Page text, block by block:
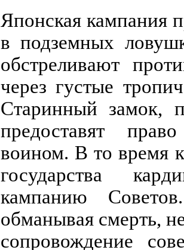
Японская кампания
в подземных
обстреливают
через густые
Старинный замок,
предоставят
воином. В то время
государства
кампанию
обманывая смерть,
сопровождение